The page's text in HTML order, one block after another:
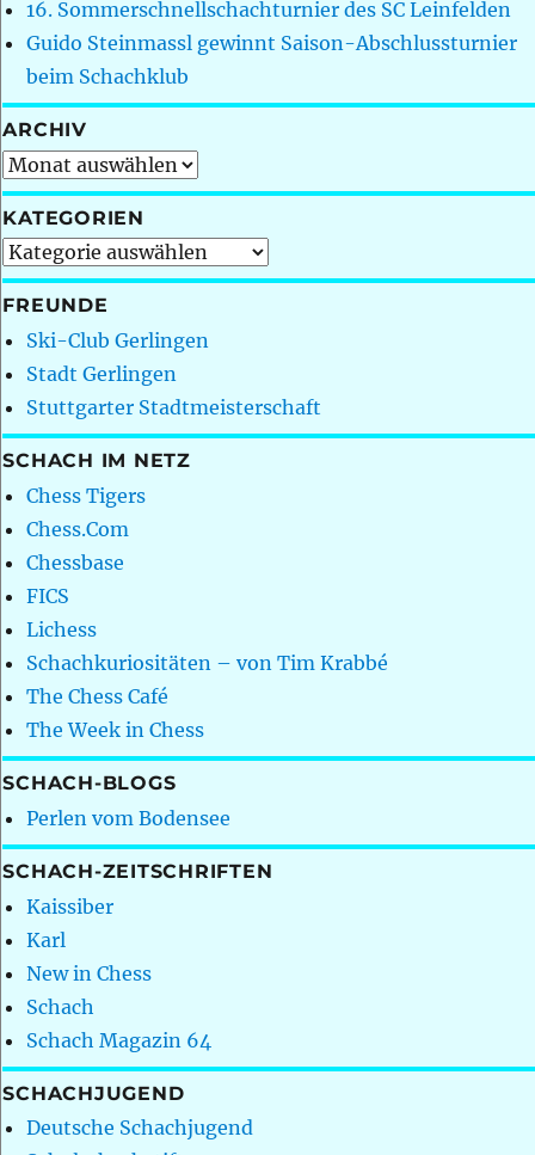
16. Sommerschnellschachturnier des SC Leinfelden
Guido Steinmassl gewinnt Saison-Abschlussturnier
beim Schachklub
ARCHIV
Archiv
KATEGORIEN
Kategorien
FREUNDE
Ski-Club Gerlingen
Stadt Gerlingen
Stuttgarter Stadtmeisterschaft
SCHACH IM NETZ
Chess Tigers
Chess.Com
Chessbase
FICS
Lichess
Schachkuriositäten – von Tim Krabbé
The Chess Café
The Week in Chess
SCHACH-BLOGS
Perlen vom Bodensee
SCHACH-ZEITSCHRIFTEN
Kaissiber
Karl
New in Chess
Schach
Schach Magazin 64
SCHACHJUGEND
Deutsche Schachjugend